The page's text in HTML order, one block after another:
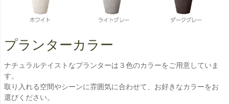
プランターカラー
ナチュラルテイストなプランターは３色のカラーをご用意していま
す。
取り入れる空間やシーンに雰囲気に合わせて、お好きなカラーをお
選びください。